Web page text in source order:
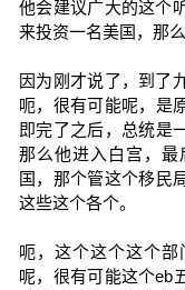
他会建议广大的这个
来投资一名美国，那
因为刚才说了，到了
呃，很有可能呢，是
即完了之后，总统是
那么他进入白宫，
国，那个管这个移民
这些这个各个。
呃，这个这个这个
呢，很有可能这个eb